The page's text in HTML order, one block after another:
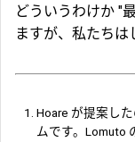
どういうわけか "
ますが、私たちは
Hoare が提案し
ムです。Lomuto